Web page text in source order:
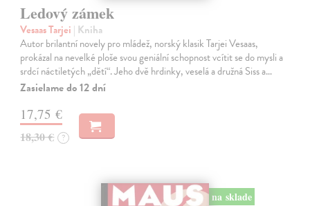
Ledový zámek
Vesaas Tarjei | Kniha
Autor brilantní novely pro mládež, norský klasik Tarjei Vesaas,
prokázal na nevelké ploše svou geniální schopnost vcítit se do mysli a
srdcí náctiletých „dětí“. Jeho dvě hrdinky, veselá a družná Siss a…
Zasielame do 12 dní
17,75 €
18,30 € ?
na sklade